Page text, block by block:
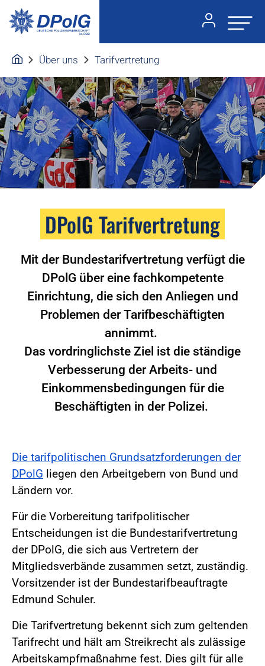
Über uns Tarifvertretung
DPolG Tarifvertretung
Mit der Bundestarifvertretung verfügt die
DPolG über eine fachkompetente
Einrichtung, die sich den Anliegen und
Problemen der Tarifbeschäftigten
annimmt.
Das vordringlichste Ziel ist die ständige
Verbesserung der Arbeits- und
Einkommensbedingungen für die
Beschäftigten in der Polizei.
Die tarifpolitischen Grundsatzforderungen der
DPolG liegen den Arbeitgebern von Bund und
Ländern vor.
Für die Vorbereitung tarifpolitischer
Entscheidungen ist die Bundestarifvertretung
der DPolG, die sich aus Vertretern der
Mitgliedsverbände zusammen setzt, zuständig.
Vorsitzender ist der Bundestarifbeauftragte
Edmund Schuler.
Die Tarifvertretung bekennt sich zum geltenden
Tarifrecht und hält am Streikrecht als zulässige
Arbeitskampfmaßnahme fest. Dies gilt für alle